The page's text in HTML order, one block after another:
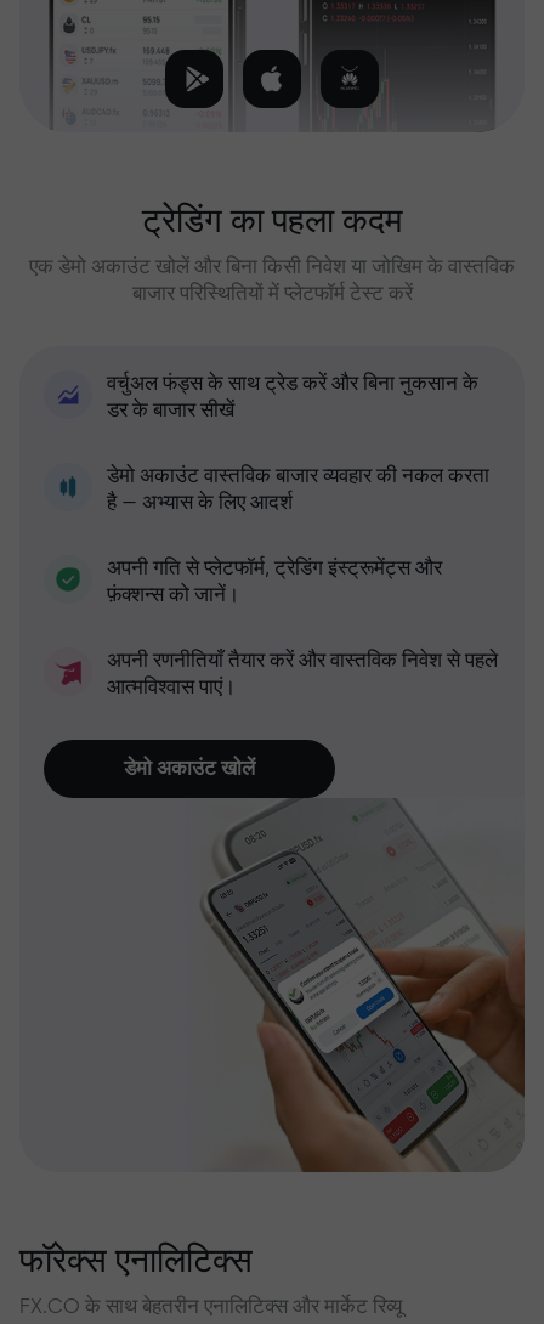
ट्रेडिंग का पहला कदम
एक डेमो अकाउंट खोलें और बिना किसी निवेश या जोखिम के वास्तविक
बाजार परिस्थितियों में प्लेटफॉर्म टेस्ट करें
वर्चुअल फंड्स के साथ ट्रेड करें और बिना नुकसान के
डर के बाजार सीखें
डेमो अकाउंट वास्तविक बाजार व्यवहार की नकल करता
है — अभ्यास के लिए आदर्श
अपनी गति से प्लेटफॉर्म, ट्रेडिंग इंस्ट्रूमेंट्स और
फ़ंक्शन्स को जानें।
अपनी रणनीतियाँ तैयार करें और वास्तविक निवेश से पहले
आत्मविश्वास पाएं।
डेमो अकाउंट खोलें
फॉरेक्स एनालिटिक्स
FX.CO के साथ बेहतरीन एनालिटिक्स और मार्केट रिव्यू